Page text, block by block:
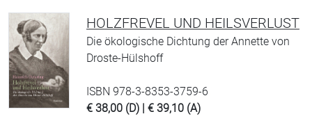
HOLZFREVEL UND HEILSVERLUST
Die ökologische Dichtung der Annette von
Droste-Hülshoff
ISBN 978-3-8353-3759-6
€ 38,00 (D) | € 39,10 (A)